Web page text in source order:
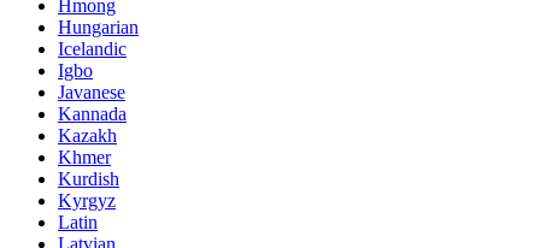
Hmong
Hungarian
Icelandic
Igbo
Javanese
Kannada
Kazakh
Khmer
Kurdish
Kyrgyz
Latin
Latvian